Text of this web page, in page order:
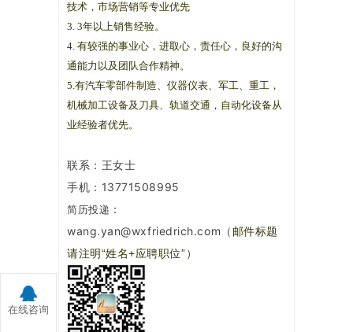
在线咨询
技术，市场营销等专业优先
3. 3年以上销售经验。
4. 有较强的事业心，进取心，责任心，良好的沟
通能力以及团队合作精神。
5.有汽车零部件制造、仪器仪表、军工、重工，
机械加工设备及刀具、轨道交通，自动化设备从
业经验者优先。
联系：王女士
手机：13771508995
简历投递 ：
wang.yan@wxfriedrich.com （ 邮件标题
请注明“姓名+应聘职位”）